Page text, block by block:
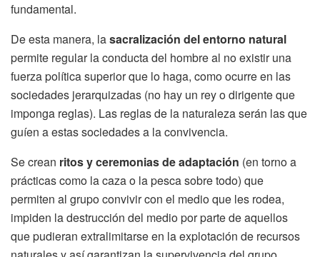
fundamental.
De esta manera, lasacralización del entorno natural
permite regular la conducta del hombre al no existir una
fuerza política superior que lo haga, como ocurre en las
sociedades jerarquizadas (no hay un rey o dirigente que
imponga reglas). Las reglas de la naturaleza serán las que
guíen a estas sociedades a la convivencia.
Se crean ritos y ceremonias de adaptación (en torno a
prácticas como la caza o la pesca sobre todo) que
permiten al grupo convivir con el medio que les rodea,
impiden la destrucción del medio por parte de aquellos
que pudieran extralimitarse en la explotación de recursos